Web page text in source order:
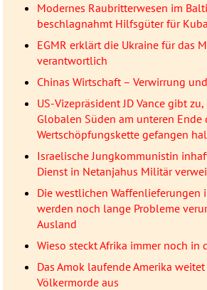
Modernes Raubritterwesen im
beschlagnahmt Hilfsgüter für
EGMR erklärt die Ukraine für das
verantwortlich
Chinas Wirtschaft – Verwirrung
US-Vizepräsident JD Vance gibt
Globalen Süden am unteren Ende
Wertschöpfungskette gefangen
Israelische Jungkommunistin
Dienst in Netanjahus Militär
Die westlichen Waffenlieferungen
werden noch lange Probleme
Ausland
Wieso steckt Afrika immer noch in
Das Amok laufende Amerika
Völkermorde aus